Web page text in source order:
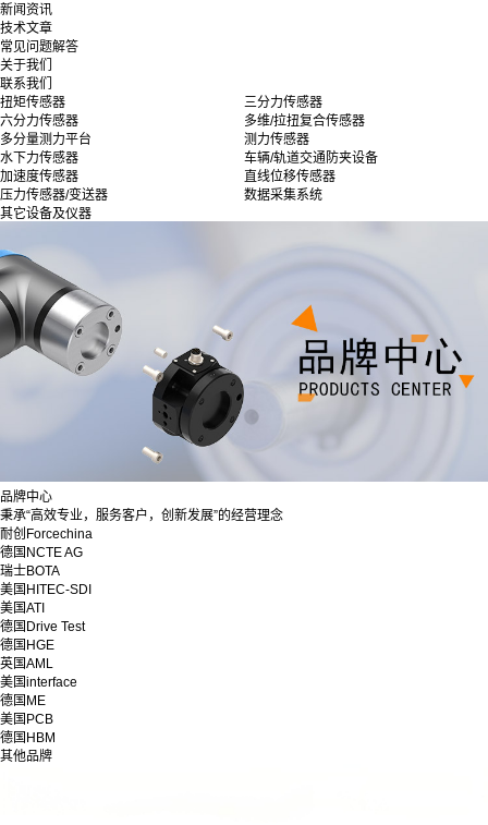
新闻资讯
技术文章
常见问题解答
关于我们
联系我们
扭矩传感器
三分力传感器
六分力传感器
多维/拉扭复合传感器
多分量测力平台
测力传感器
水下力传感器
车辆/轨道交通防夹设备
加速度传感器
直线位移传感器
压力传感器/变送器
数据采集系统
其它设备及仪器
品牌中心
秉承“高效专业，服务客户，创新发展”的经营理念
耐创Forcechina
德国NCTE AG
瑞士BOTA
美国HITEC-SDI
美国ATI
德国Drive Test
德国HGE
英国AML
美国interface
德国ME
美国PCB
德国HBM
其他品牌